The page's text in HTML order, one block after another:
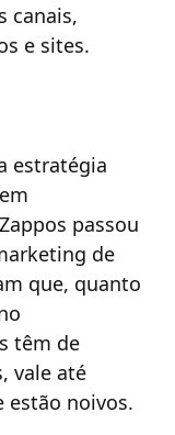
canais,
e sites.
estratégia
passou
de
que, quanto
têm de
vale até
estão noivos.